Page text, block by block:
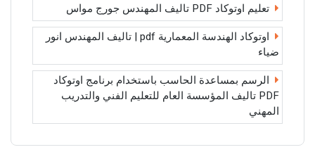
تعليم اوتوكاد PDF تاليف المهندس جورج مواس
اوتوكاد الهندسة المعمارية pdf | تاليف المهندس انور
ضياء
الرسم بمساعدة الحاسب باستخدام برنامج اوتوكاد
PDF تاليف المؤسسة العام للتعليم الفني والتدريب
المهني